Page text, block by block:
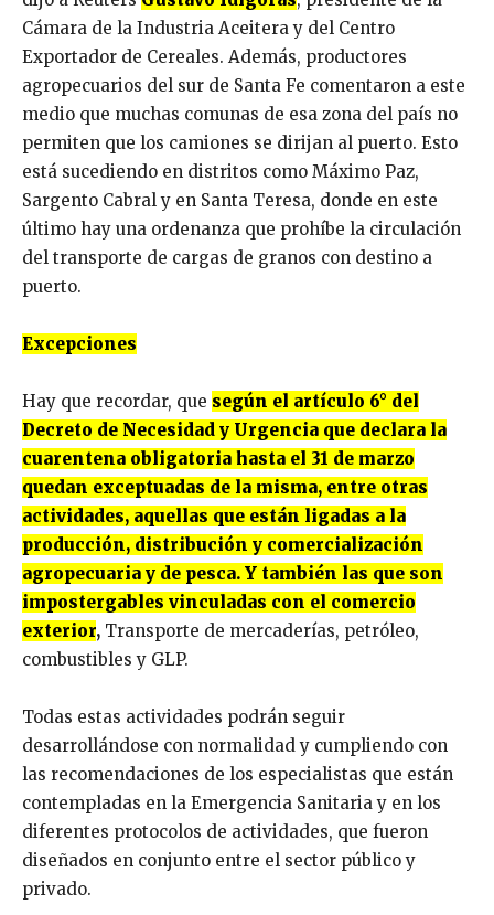
Cámara de la Industria Aceitera y del Centro
Exportador de Cereales. Además, productores
agropecuarios del sur de Santa Fe comentaron a este
medio que muchas comunas de esa zona del país no
permiten que los camiones se dirijan al puerto. Esto
está sucediendo en distritos como Máximo Paz,
Sargento Cabral y en Santa Teresa, donde en este
último hay una ordenanza que prohíbe la circulación
del transporte de cargas de granos con destino a
puerto.
Excepciones
Hay que recordar, que según el artículo 6° del
Decreto de Necesidad y Urgencia que declara la
cuarentena obligatoria hasta el 31 de marzo
quedan exceptuadas de la misma, entre otras
actividades, aquellas que están ligadas a la
producción, distribución y comercialización
agropecuaria y de pesca. Y también las que son
impostergables vinculadas con el comercio
exterior, Transporte de mercaderías, petróleo,
combustibles y GLP.
Todas estas actividades podrán seguir
desarrollándose con normalidad y cumpliendo con
las recomendaciones de los especialistas que están
contempladas en la Emergencia Sanitaria y en los
diferentes protocolos de actividades, que fueron
diseñados en conjunto entre el sector público y
privado.